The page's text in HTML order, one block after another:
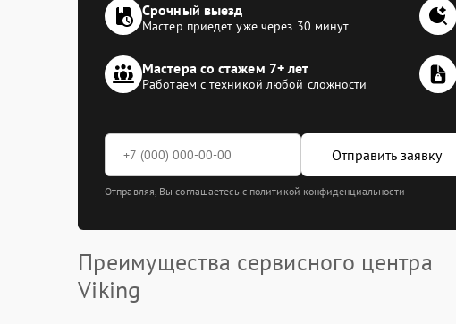
Срочный выезд
Мастер приедет уже через 30 минут
Мастера со стажем 7+ лет
Работаем с техникой любой сложности
Отправить заявку
Отправляя, Вы соглашаетесь с политикой конфиденциальности
Преимущества сервисного центра
Viking